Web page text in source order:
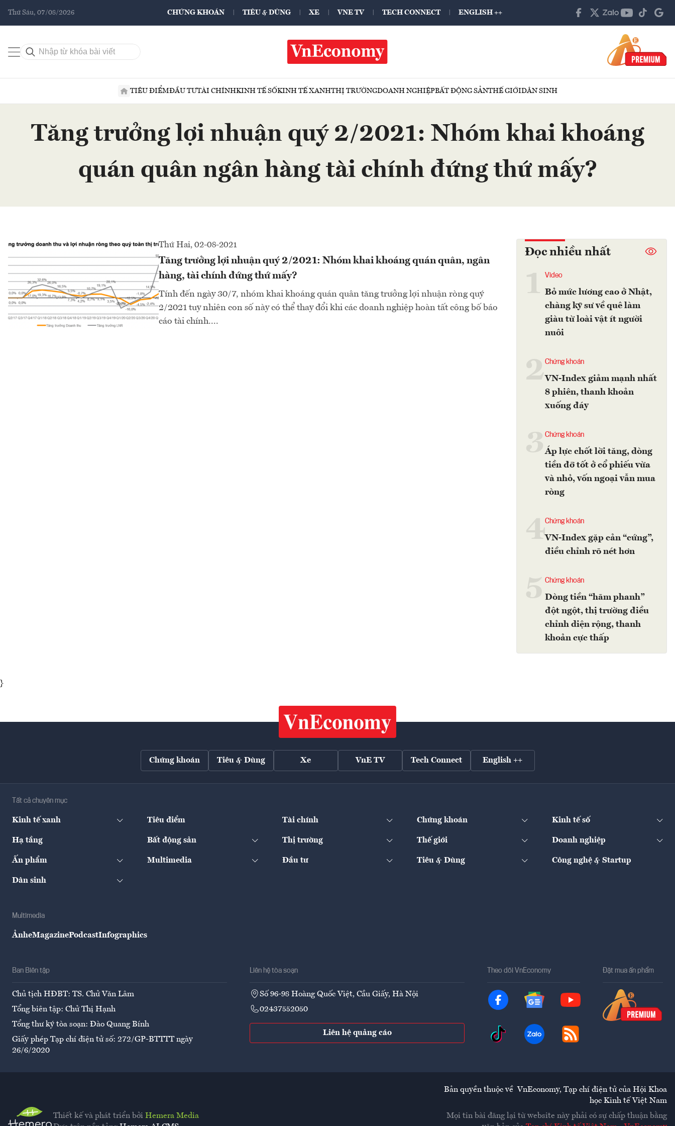
Thứ Sáu, 07/08/2026 CHỨNG KHOÁN TIÊU & DÙNG XE VNE TV TECH CONNECT ENGLISH ++
TIÊU ĐIỂMĐẦU TƯTÀI CHÍNHKINH TẾ SỐKINH TẾ XANHTHỊ TRƯỜNGDOANH NGHIỆPBẤT ĐỘNG SẢNTHẾ GIỚIDÂN SINH
Tăng trưởng lợi nhuận quý 2/2021: Nhóm khai khoáng
quán quân ngân hàng tài chính đứng thứ mấy?
Thứ Hai, 02-08-2021
Tăng trưởng lợi nhuận quý 2/2021: Nhóm khai khoáng quán quân, ngân
hàng, tài chính đứng thứ mấy?
Tính đến ngày 30/7, nhóm khai khoáng quán quân tăng trưởng lợi nhuận ròng quý
2/2021 tuy nhiên con số này có thể thay đổi khi các doanh nghiệp hoàn tất công bố báo
cáo tài chính....
Đọc nhiều nhất
Video
Bỏ mức lương cao ở Nhật,
chàng kỹ sư về quê làm
giàu từ loài vật ít người
nuôi
2Chứng khoán
VN-Index giảm mạnh nhất
8 phiên, thanh khoản
xuống đáy
Chứng khoán
Áp lực chốt lời tăng, dòng
tiền đỡ tốt ở cổ phiếu vừa
và nhỏ, vốn ngoại vẫn mua
ròng
4Chứng khoán
VN-Index gặp cản “cứng”,
điều chỉnh rõ nét hơn
Chứng khoán
Dòng tiền “hãm phanh”
đột ngột, thị trường điều
chỉnh diện rộng, thanh
khoản cực thấp
}
Chứng khoán Tiêu & Dùng Xe VnE TV Tech Connect English ++
Tất cả chuyên mục
Kinh tế xanh Tiêu điểm Tài chính Chứng khoán Kinh tế số
Hạ tầng Bất động sản Thị trường Thế giới Doanh nghiệp
Ấn phẩm Multimedia Đầu tư Tiêu & Dùng Công nghệ & Startup
Dân sinh
Multimedia
ẢnheMagazinePodcastInfographics
Ban Biên tập
Chủ tịch HĐBT: TS. Chử Văn Lâm
Tổng biên tập: Chử Thị Hạnh
Tổng thư ký tòa soạn: Đào Quang Bính
Giấy phép Tạp chí điện tử số: 272/GP-BTTTT ngày
26/6/2020
Liên hệ tòa soạn
Số 96-98 Hoàng Quốc Việt, Cầu Giấy, Hà Nội
02437552050
Liên hệ quảng cáo
Theo dõi VnEconomy Đặt mua ấn phẩm
Thiết kế và phát triển bởi Hemera Media
Bản quyền thuộc về VnEconomy, Tạp chí điện tử của Hội Khoa
học Kinh tế Việt Nam
Mọi tin bài đăng lại từ website này phải có sự chấp thuận bằng